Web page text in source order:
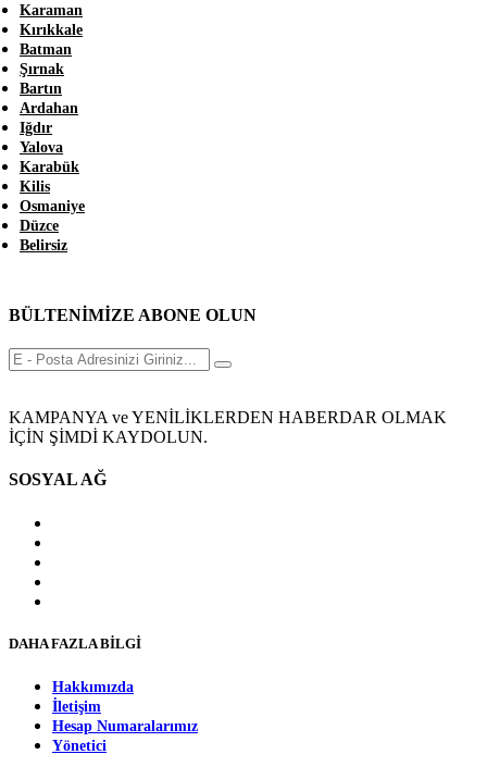
Karaman
Kırıkkale
Batman
Şırnak
Bartın
Ardahan
Iğdır
Yalova
Karabük
Kilis
Osmaniye
Düzce
Belirsiz
BÜLTENİMİZE ABONE OLUN
KAMPANYA ve YENİLİKLERDEN HABERDAR OLMAK
İÇİN ŞİMDİ KAYDOLUN.
SOSYAL AĞ
DAHA FAZLA BİLGİ
Hakkımızda
İletişim
Hesap Numaralarımız
Yönetici